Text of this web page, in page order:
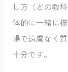
し方（どの教
体的に一緒に
場で遠慮なく
十分です。